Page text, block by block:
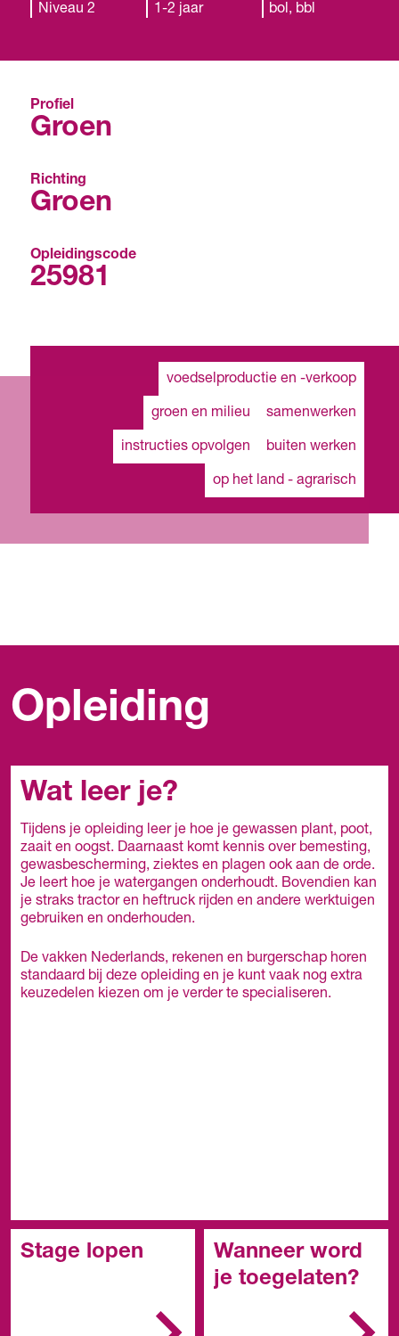
Niveau 2
1-2 jaar
bol, bbl
Profiel
Groen
Richting
Groen
Opleidingscode
25981
voedselproductie en -verkoop
groen en milieu samenwerken
instructies opvolgen buiten werken
op het land - agrarisch
Opleiding
Wat leer je?
Tijdens je opleiding leer je hoe je gewassen plant, poot,
zaait en oogst. Daarnaast komt kennis over bemesting,
gewasbescherming, ziektes en plagen ook aan de orde.
Je leert hoe je watergangen onderhoudt. Bovendien kan
je straks tractor en heftruck rijden en andere werktuigen
gebruiken en onderhouden.
De vakken Nederlands, rekenen en burgerschap horen
standaard bij deze opleiding en je kunt vaak nog extra
keuzedelen kiezen om je verder te specialiseren.
Stage lopen
Wanneer word
je toegelaten?
In het algemeen kun je
de opleiding starten met: